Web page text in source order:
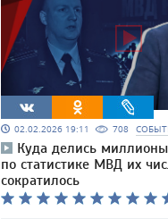
02.02.2026 19:11 708
Куда делись
по статистике МВД их
сократилось